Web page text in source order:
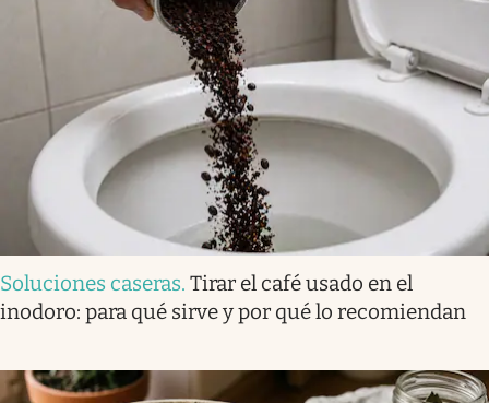
Soluciones caseras. Tirar el café usado en el
inodoro: para qué sirve y por qué lo recomiendan